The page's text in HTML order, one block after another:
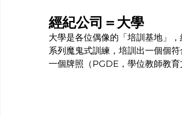
經紀公司＝大學
大學是各位偶像的「培訓基地」
系列魔鬼式訓練，培訓出一個個
一個牌照（PGDE，學位教師教育